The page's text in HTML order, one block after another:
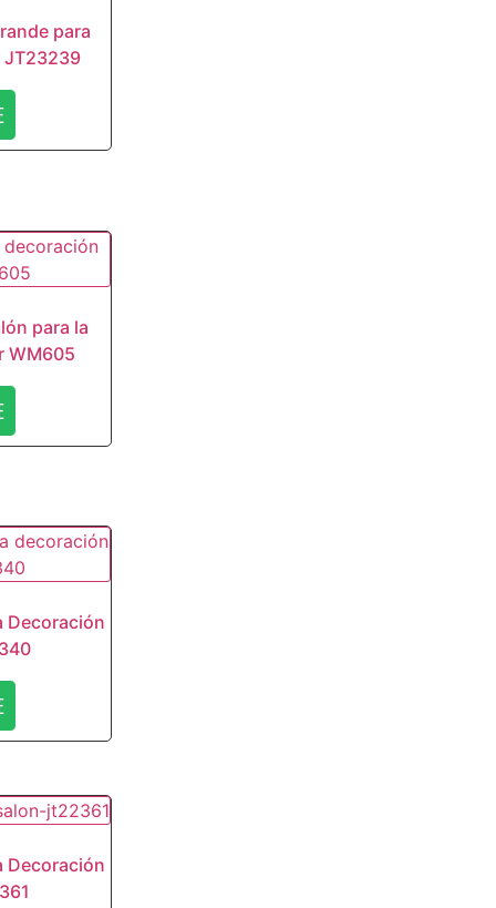
para
JT23239
para la
WM605
Decoración
Decoración